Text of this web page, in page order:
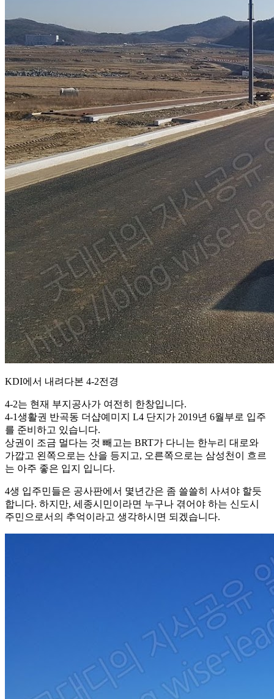
KDI에서 내려다본 4-2전경
4-2는 현재 부지공사가 여전히 한창입니다.
4-1생활권 반곡동 더샵예미지 L4 단지가 2019년 6월부로 입주
를 준비하고 있습니다.
상권이 조금 멀다는 것 빼고는 BRT가 다니는 한누리 대로와
가깝고 왼쪽으로는 산을 등지고, 오른쪽으로는 삼성천이 흐르
는 아주 좋은 입지 입니다.
4생 입주민들은 공사판에서 몇년간은 좀 쓸쓸히 사셔야 할듯
합니다. 하지만, 세종시민이라면 누구나 겪어야 하는 신도시
주민으로서의 추억이라고 생각하시면 되겠습니다.